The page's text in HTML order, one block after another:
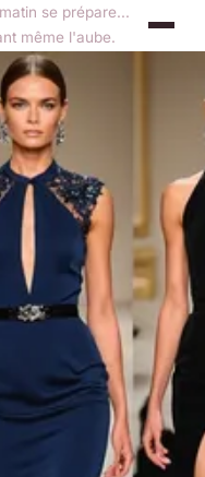
se prépare...
même l'aube.